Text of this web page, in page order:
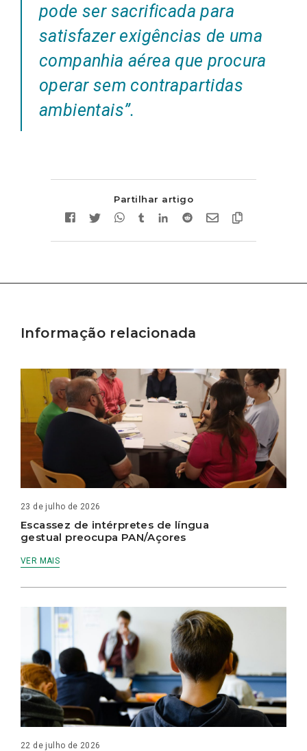
pode ser sacrificada para
satisfazer exigências de uma
companhia aérea que procura
operar sem contrapartidas
ambientais”.
Partilhar artigo
Informação relacionada
23 de julho de 2026
Escassez de intérpretes de língua
gestual preocupa PAN/Açores
VER MAIS
22 de julho de 2026